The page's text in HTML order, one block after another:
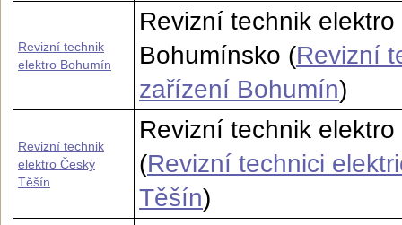
Revizní technik
elektro Bohumín
Revizní technik
Bohumínsko (Revizní
zařízení Bohumín)
Revizní technik
elektro Český
Těšín
Revizní technik
(Revizní technici
Těšín)